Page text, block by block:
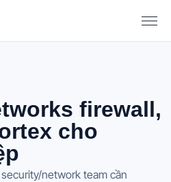
firewall,
cho
network team cần